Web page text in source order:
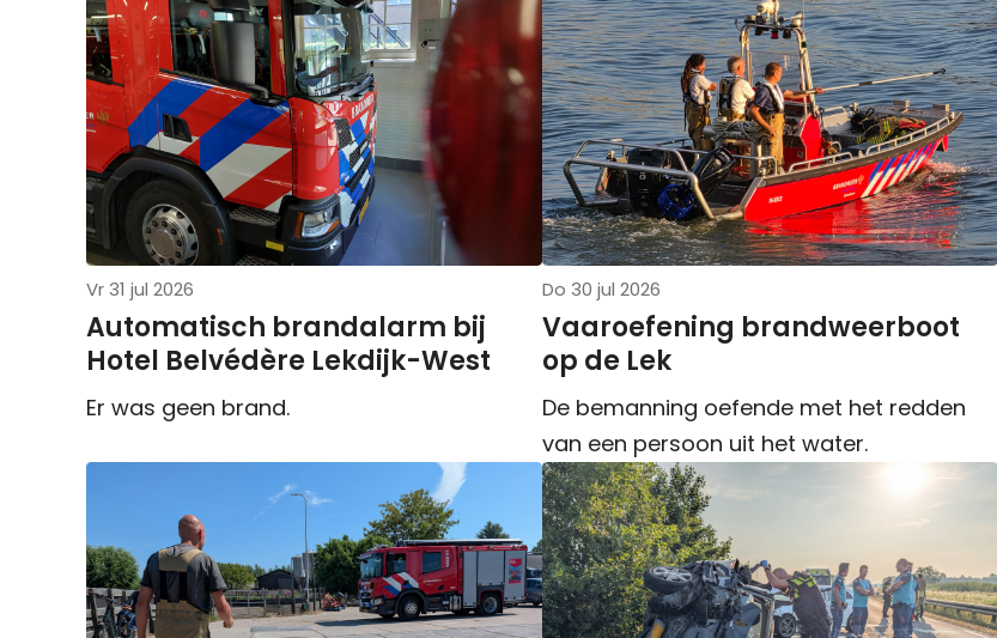
Vr 31 jul 2026
Automatisch brandalarm bij
Hotel Belvédère Lekdijk-West
Er was geen brand.
Do 30 jul 2026
Vaaroefening brandweerboot
op de Lek
De bemanning oefende met het redden
van een persoon uit het water.